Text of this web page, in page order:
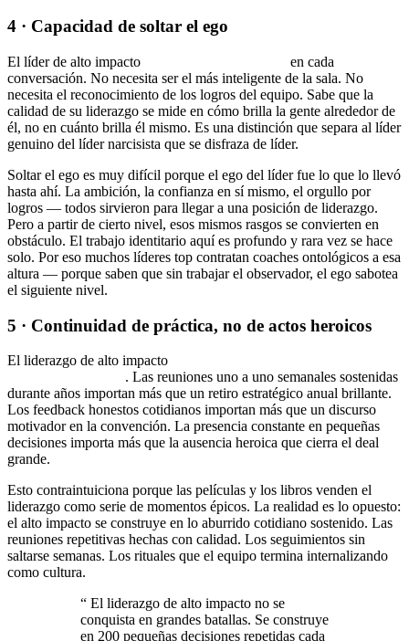
4 · Capacidad de soltar el ego
El líder de alto impacto
en cada
conversación. No necesita ser el más inteligente de la sala. No
necesita el reconocimiento de los logros del equipo. Sabe que la
calidad de su liderazgo se mide en cómo brilla la gente alrededor de
él, no en cuánto brilla él mismo. Es una distinción que separa al líder
genuino del líder narcisista que se disfraza de líder.
Soltar el ego es muy difícil porque el ego del líder fue lo que lo llevó
hasta ahí. La ambición, la confianza en sí mismo, el orgullo por
logros — todos sirvieron para llegar a una posición de liderazgo.
Pero a partir de cierto nivel, esos mismos rasgos se convierten en
obstáculo. El trabajo identitario aquí es profundo y rara vez se hace
solo. Por eso muchos líderes top contratan coaches ontológicos a esa
altura — porque saben que sin trabajar el observador, el ego sabotea
el siguiente nivel.
5 · Continuidad de práctica, no de actos heroicos
El liderazgo de alto impacto
. Las reuniones uno a uno semanales sostenidas
durante años importan más que un retiro estratégico anual brillante.
Los feedback honestos cotidianos importan más que un discurso
motivador en la convención. La presencia constante en pequeñas
decisiones importa más que la ausencia heroica que cierra el deal
grande.
Esto contraintuiciona porque las películas y los libros venden el
liderazgo como serie de momentos épicos. La realidad es lo opuesto:
el alto impacto se construye en lo aburrido cotidiano sostenido. Las
reuniones repetitivas hechas con calidad. Los seguimientos sin
saltarse semanas. Los rituales que el equipo termina internalizando
como cultura.
“ El liderazgo de alto impacto no se
conquista en grandes batallas. Se construye
en 200 pequeñas decisiones repetidas cada